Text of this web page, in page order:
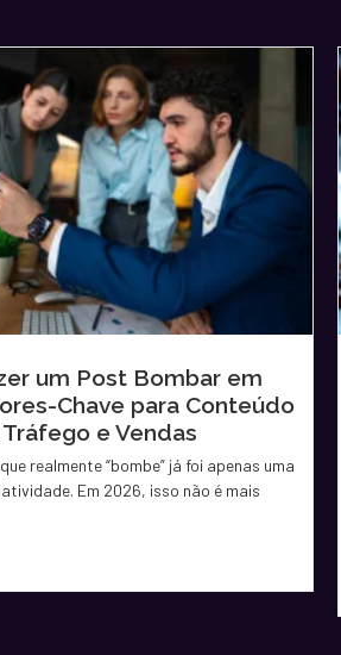
um Post Bombar em
Chave para Conteúdo
e Vendas
realmente “bombe” já foi apenas uma
Em 2026, isso não é mais